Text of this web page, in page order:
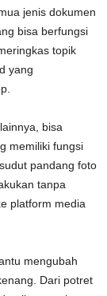
jenis dokumen
bisa berfungsi
topik
yang
bisa
memiliki fungsi
pandang foto
tanpa
platform media
mengubah
Dari potret